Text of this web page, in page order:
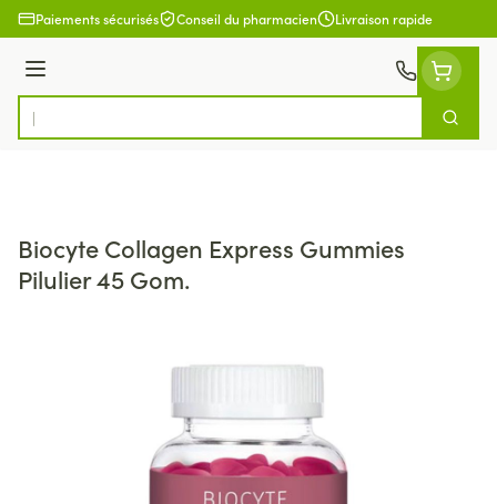
Aller au contenu
Paiements sécurisés Conseil du pharmacien Livraison rapide
Menu
Rechercher
Biocyte Collagen Express Gummies
Pilulier 45 Gom.